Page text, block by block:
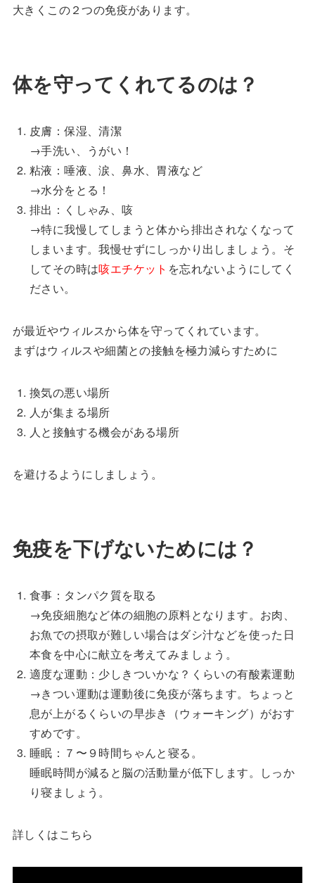
大きくこの２つの免疫があります。
体を守ってくれてるのは？
皮膚：保湿、清潔
→手洗い、うがい！
粘液：唾液、涙、鼻水、胃液など
→水分をとる！
排出：くしゃみ、咳
→特に我慢してしまうと体から排出されなくなって
しまいます。我慢せずにしっかり出しましょう。そ
してその時は咳エチケット を忘れないようにしてく
ださい。
が最近やウィルスから体を守ってくれています。
まずはウィルスや細菌との接触を極力減らすために
換気の悪い場所
人が集まる場所
人と接触する機会がある場所
を避けるようにしましょう。
免疫を下げないためには？
食事：タンパク質を取る
→免疫細胞など体の細胞の原料となります。お肉、
お魚での摂取が難しい場合はダシ汁などを使った日
本食を中心に献立を考えてみましょう。
適度な運動：少しきついかな？くらいの有酸素運動
→きつい運動は運動後に免疫が落ちます。ちょっと
息が上がるくらいの早歩き（ウォーキング）がおす
すめです。
睡眠：７〜９時間ちゃんと寝る。
睡眠時間が減ると脳の活動量が低下します。しっか
り寝ましょう。
詳しくはこちら